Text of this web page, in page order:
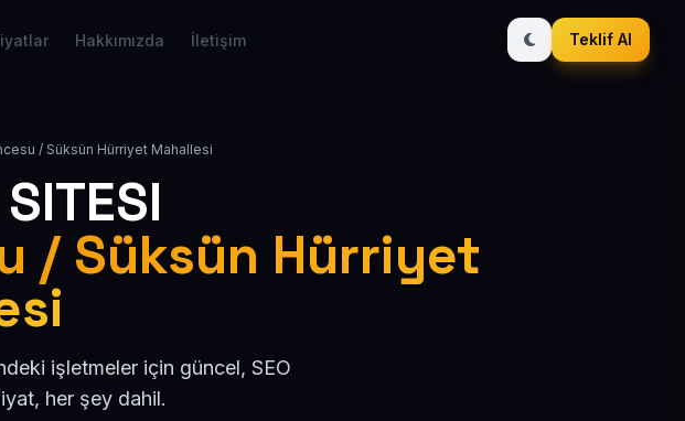
Hakkımızda İletişim Teklif Al
/ Süksün Hürriyet Mahallesi
/ Süksün Hürriyet
işletmeler için güncel, SEO
her şey dahil.